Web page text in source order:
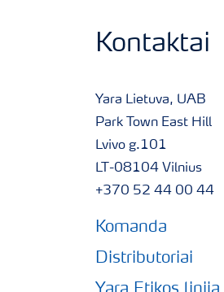
Kontaktai
Yara Lietuva, UAB
Park Town East Hill
Lvivo g.101
LT-08104 Vilnius
+370 52 44 00 44
Komanda
Distributoriai